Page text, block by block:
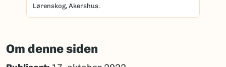
Lørenskog, Akershus.
Om denne siden